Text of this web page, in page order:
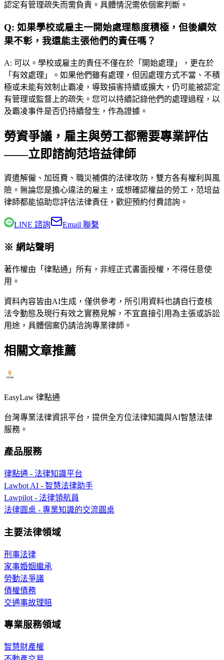
認定有管理疏失而需負責。具體情況需依個案判斷。
Q: 如果學校或雇主一開始處理態度積極，但後續效
果不彰，我還能主張他們的責任嗎？
A: 可以。學校或雇主的責任不僅在於「開始處理」，更在於
「有效處理」。如果他們雖有處理，但因處理方式不當、不積
極或未能有效制止霸凌，導致損害持續或擴大，仍可能被認定
有管理或監督上的疏失。您可以持續記錄他們的處理過程，以
及霸凌事件是否仍持續發生，作為證據。
勞資爭議，雇主與勞工都需要專業評估
——立即諮詢范培益律師
資遣解僱、加班費、職災補償的法律攻防，雙方各有權利與風
險。無論您是擔心違法的雇主，或想確認權益的勞工， 范培益
律師都能協助您評估法律責任，歡迎預約付費諮詢。
LINE 諮詢 Email 聯繫
※ 網站聲明
著作權由「律點通」所有，非經正式書面授權，不得任意使
用。
資料內容皆由AI生成，僅供參考，所引用資料也請自行查核
法令動態及現行有效之實務見解，不宜直接引用為主張或訴訟
用途，具體個案仍請洽詢專業律師。
相關文章推薦
EasyLaw 律點通
台灣專業法律資訊平台，提供全方位法律知識與AI智慧法律
服務。
產品服務
律點通 - 法律知識平台
Lawbot AI - 智慧法律助手
Lawpilot - 法律領航員
法律圓桌 - 專業知識的交流圓桌
主要法律領域
刑事法律
家事婚姻繼承
勞動法爭議
債權債務
交通事故理賠
專業服務領域
智慧財產權